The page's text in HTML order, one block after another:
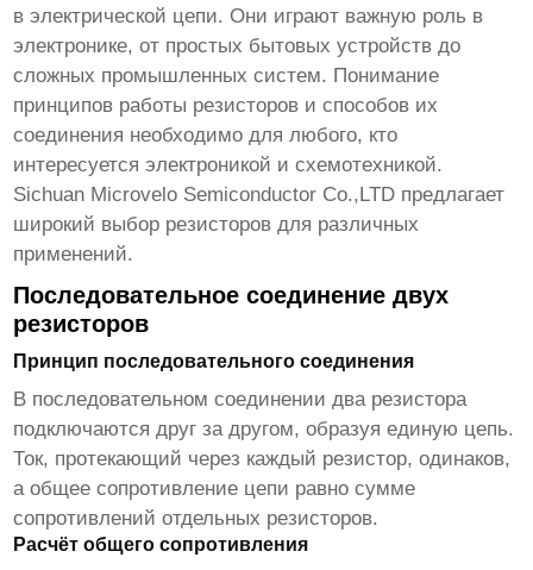
в электрической цепи. Они играют важную роль в
электронике, от простых бытовых устройств до
сложных промышленных систем. Понимание
принципов работы резисторов и способов их
соединения необходимо для любого, кто
интересуется электроникой и схемотехникой.
Sichuan Microvelo Semiconductor Co.,LTD предлагает
широкий выбор резисторов для различных
применений.
Последовательное соединение двух
резисторов
Принцип последовательного соединения
В последовательном соединениидва резистора
подключаются друг за другом, образуя единую цепь.
Ток, протекающий через каждый резистор, одинаков,
а общее сопротивление цепи равно сумме
сопротивлений отдельных резисторов.
Расчёт общего сопротивления